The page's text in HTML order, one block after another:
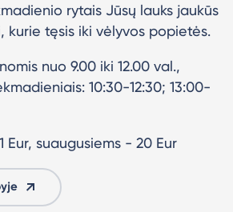
rytais Jūsų lauks jaukūs
kurie tęsis iki vėlyvos popietės.
nuo 9.00 iki 12.00 val.,
10:30-12:30; 13:00-
Eur, suaugusiems - 20 Eur